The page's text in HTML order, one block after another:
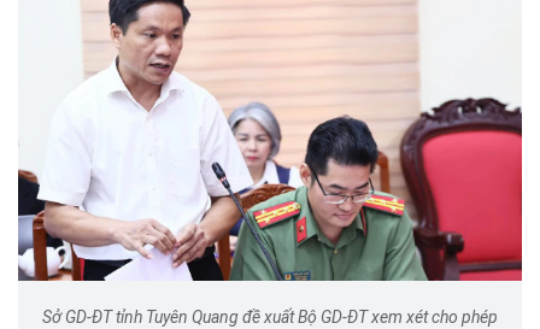
Sở GD-ĐT tỉnh Tuyên Quang đề xuất Bộ GD-ĐT xem xét cho phép